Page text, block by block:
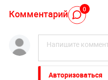
Комментарий 0
Авторизоваться